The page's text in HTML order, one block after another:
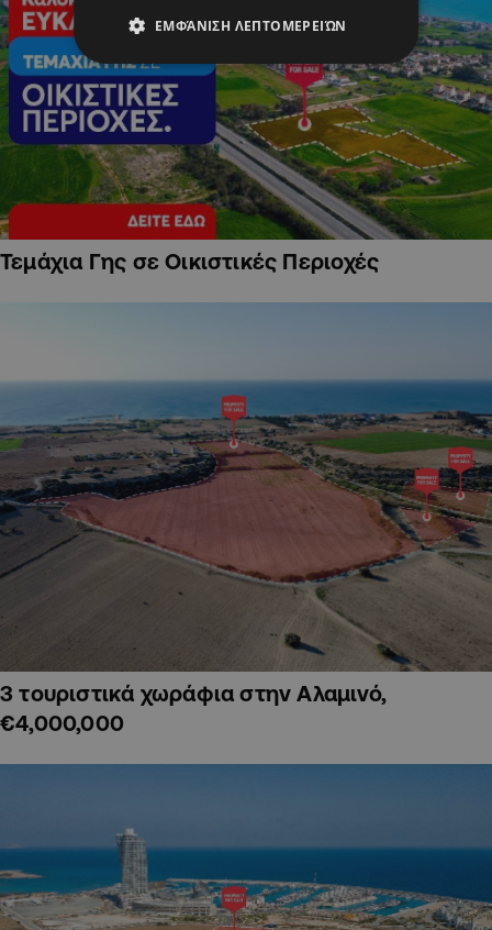
Τεμάχια Γης σε Οικιστικές Περιοχές
3 τουριστικά χωράφια στην Αλαμινό,
€4,000,000
ΕΜΦΆΝΙΣΗ ΛΕΠΤΟΜΕΡΕΙΏΝ